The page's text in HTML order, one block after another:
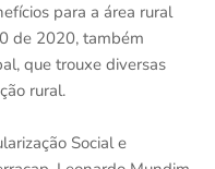
para a área rural
de 2020, também
que trouxe diversas
rural.
Social e